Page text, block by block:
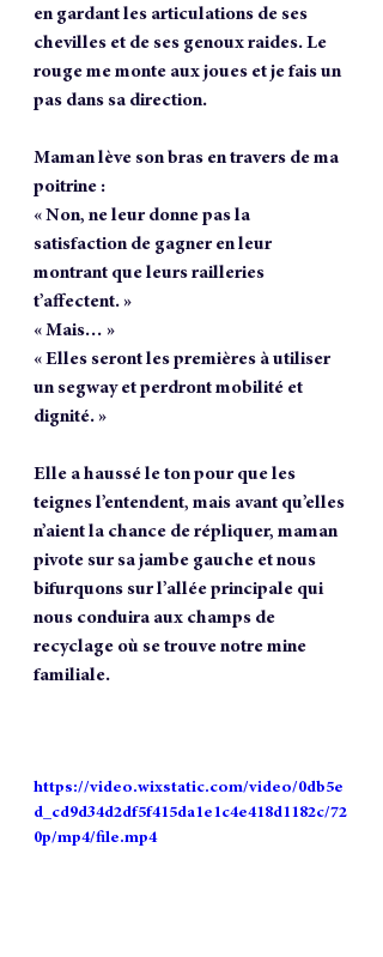
en gardant les articulations de ses
chevilles et de ses genoux raides. Le
rouge me monte aux joues et je fais un
pas dans sa direction.
Maman lève son bras en travers de ma
poitrine :
« Non, ne leur donne pas la
satisfaction de gagner en leur
montrant que leurs railleries
t’affectent. »
« Mais… »
« Elles seront les premières à utiliser
un segway et perdront mobilité et
dignité. »
Elle a haussé le ton pour que les
teignes l’entendent, mais avant qu’elles
n’aient la chance de répliquer, maman
pivote sur sa jambe gauche et nous
bifurquons sur l’allée principale qui
nous conduira aux champs de
recyclage où se trouve notre mine
familiale.
https://video.wixstatic.com/video/0db5e
d_cd9d34d2df5f415da1e1c4e418d1182c/72
0p/mp4/file.mp4